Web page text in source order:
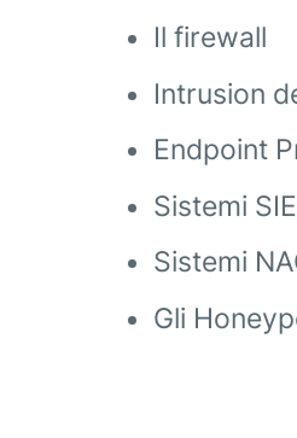
Il firewall
Intrusion
Endpoint
Sistemi
Sistemi
Gli